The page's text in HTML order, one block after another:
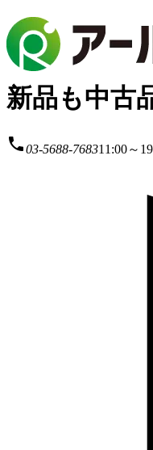
新品も中古
local_phone03-5688-768311:00～